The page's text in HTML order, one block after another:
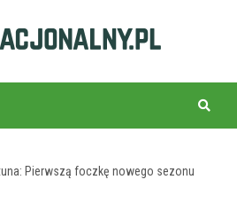
Pierwszą foczkę nowego sezonu